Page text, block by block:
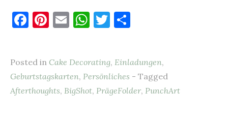
F
e
b
Pi
es
t
E
l
W
s
A
p
T
te
r
n
Posted in Cake Decorating, Einladungen,
Geburtstagskarten, Persönliches - Tagged
Afterthoughts, BigShot, PrägeFolder, PunchArt